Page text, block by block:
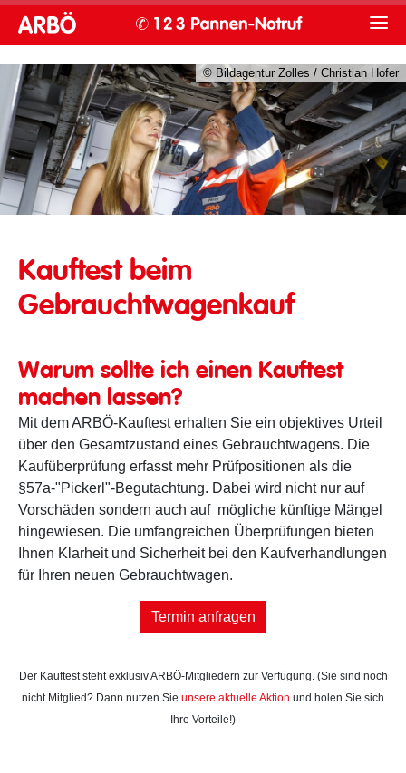
© Bildagentur Zolles / Christian Hofer
Kauftest beim
Gebrauchtwagenkauf
Warum sollte ich einen Kauftest
machen lassen?
Mit dem ARBÖ-Kauftest erhalten Sie ein objektives Urteil
über den Gesamtzustand eines Gebrauchtwagens. Die
Kaufüberprüfung erfasst mehr Prüfpositionen als die
§57a-"Pickerl"-Begutachtung. Dabei wird nicht nur auf
Vorschäden sondern auch auf mögliche künftige Mängel
hingewiesen. Die umfangreichen Überprüfungen bieten
Ihnen Klarheit und Sicherheit bei den Kaufverhandlungen
für Ihren neuen Gebrauchtwagen.
Termin anfragen
Der Kauftest steht exklusiv ARBÖ-Mitgliedern zur Verfügung. (Sie sind noch
nicht Mitglied? Dann nutzen Sie unsere aktuelle Aktion und holen Sie sich
Ihre Vorteile!)